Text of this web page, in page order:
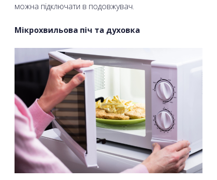
можна підключати в подовжувач.
Мікрохвильова піч та духовка